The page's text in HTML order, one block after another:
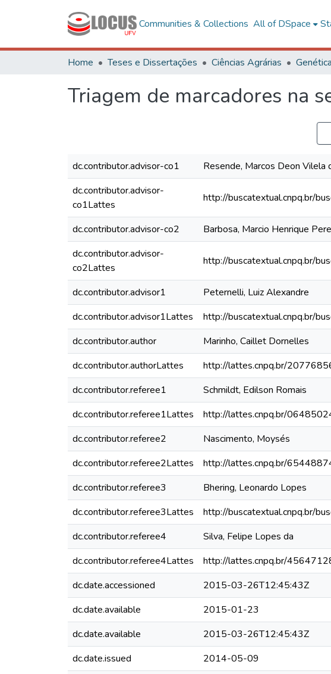
Communities & Collections All of DSpace
Home Teses e Dissertações Ciências Agrárias
Triagem de marcadores na
dc.contributor.advisor-co1
Resende, Marcos Deon Vilela
dc.contributor.advisor-
co1Lattes
http://buscatextual.cnpq.br/
dc.contributor.advisor-co2
Barbosa, Marcio Henrique
dc.contributor.advisor-
co2Lattes
http://buscatextual.cnpq.br/
dc.contributor.advisor1
Peternelli, Luiz Alexandre
dc.contributor.advisor1Lattes
http://buscatextual.cnpq.br/
dc.contributor.author
Marinho, Caillet Dornelles
dc.contributor.authorLattes
http://lattes.cnpq.br/
dc.contributor.referee1
Schmildt, Edilson Romais
dc.contributor.referee1Lattes
http://lattes.cnpq.br/
dc.contributor.referee2
Nascimento, Moysés
dc.contributor.referee2Lattes
http://lattes.cnpq.br/
dc.contributor.referee3
Bhering, Leonardo Lopes
dc.contributor.referee3Lattes
http://buscatextual.cnpq.br/
dc.contributor.referee4
Silva, Felipe Lopes da
dc.contributor.referee4Lattes
http://lattes.cnpq.br/
dc.date.accessioned
2015-03-26T12:45:43Z
dc.date.available
2015-01-23
dc.date.available
2015-03-26T12:45:43Z
dc.date.issued
2014-05-09